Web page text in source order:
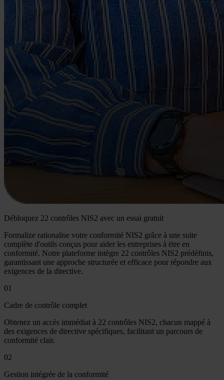
Débloquez 22 contrôles NIS2 avec un essai gratuit
Formalize rationalise votre conformité NIS2 grâce à une suite
complète d'outils conçus pour aider les entreprises à ëtre en
conformité. Notre plateforme intègre 22 contrôles NIS2 prédéfinis,
garantissant une approche structurée et efficace pour répondre aux
exigences de la directive.
01
Cadre de contrôle complet
Obtenez un accès immédiat à 22 contrôles NIS2, chacun mappé à
des exigences de directive spécifiques, facilitant un parcours de
conformité clair.
02
Gestion intégrée de la conformité